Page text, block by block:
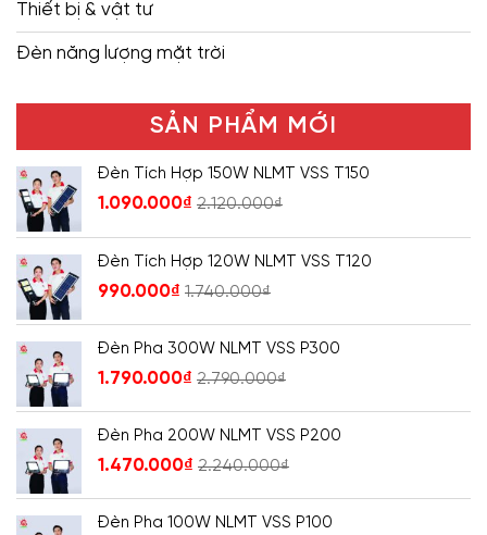
Thiết bị & vật tư
Đèn năng lượng mặt trời
SẢN PHẨM MỚI
Đèn Tích Hợp 150W NLMT VSS T150
1.090.000₫ 2.120.000₫
Đèn Tích Hợp 120W NLMT VSS T120
990.000₫ 1.740.000₫
Đèn Pha 300W NLMT VSS P300
1.790.000₫ 2.790.000₫
Đèn Pha 200W NLMT VSS P200
1.470.000₫ 2.240.000₫
Đèn Pha 100W NLMT VSS P100